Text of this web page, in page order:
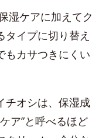
湿ケアに加えてク
イプに切り替え
もカサつきにくい
チオシは、保湿成
ア”と呼べるほど